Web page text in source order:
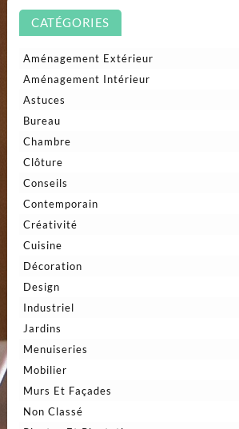
CATÉGORIES
Aménagement Extérieur
Aménagement Intérieur
Astuces
Bureau
Chambre
Clôture
Conseils
Contemporain
Créativité
Cuisine
Décoration
Design
Industriel
Jardins
Menuiseries
Mobilier
Murs Et Façades
Non Classé